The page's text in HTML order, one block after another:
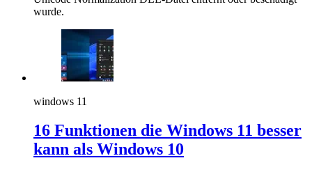
wurde.
windows 11
16 Funktionen die Windows 11 besser
kann als Windows 10